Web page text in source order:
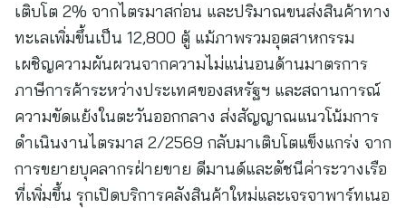
เติบโต 2% จากไตรมาสก่อน และปริมาณขนส่งสินค้าทาง
ทะเลเพิ่มขึ้นเป็น 12,800 ตู้ แม้ภาพรวมอุตสาหกรรม
เผชิญความผันผวนจากความไม่แน่นอนด้านมาตรการ
ภาษีการค้าระหว่างประเทศของสหรัฐฯ และสถานการณ์
ความขัดแย้งในตะวันออกกลาง ส่งสัญญาณแนวโน้มการ
ดำเนินงานไตรมาส 2/2569 กลับมาเติบโตแข็งแกร่ง จาก
การขยายบุคลากรฝ่ายขาย ดีมานด์และดัชนีค่าระวางเรือ
ที่เพิ่มขึ้น รุกเปิดบริการคลังสินค้าใหม่และเจรจาพาร์ทเนอ